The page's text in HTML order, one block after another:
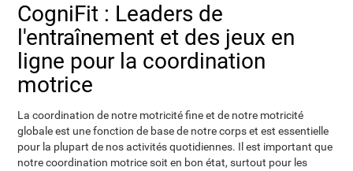
CogniFit : Leaders de
l'entraînement et des jeux en
ligne pour la coordination
motrice
La coordination de notre motricité fine et de notre motricité
globale est une fonction de base de notre corps et est essentielle
pour la plupart de nos activités quotidiennes. Il est important que
notre coordination motrice soit en bon état, surtout pour les